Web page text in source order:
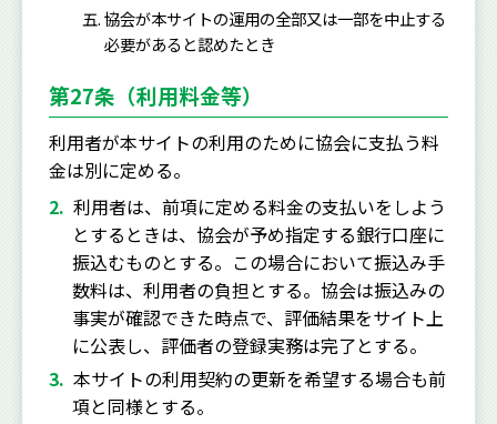
協会が本サイトの運用の全部又は一部を中止する
必要があると認めたとき
第27条（利用料金等）
利用者が本サイトの利用のために協会に支払う料
金は別に定める。
利用者は、前項に定める料金の支払いをしよう
とするときは、協会が予め指定する銀行口座に
振込むものとする。この場合において振込み手
数料は、利用者の負担とする。協会は振込みの
事実が確認できた時点で、評価結果をサイト上
に公表し、評価者の登録実務は完了とする。
本サイトの利用契約の更新を希望する場合も前
項と同様とする。